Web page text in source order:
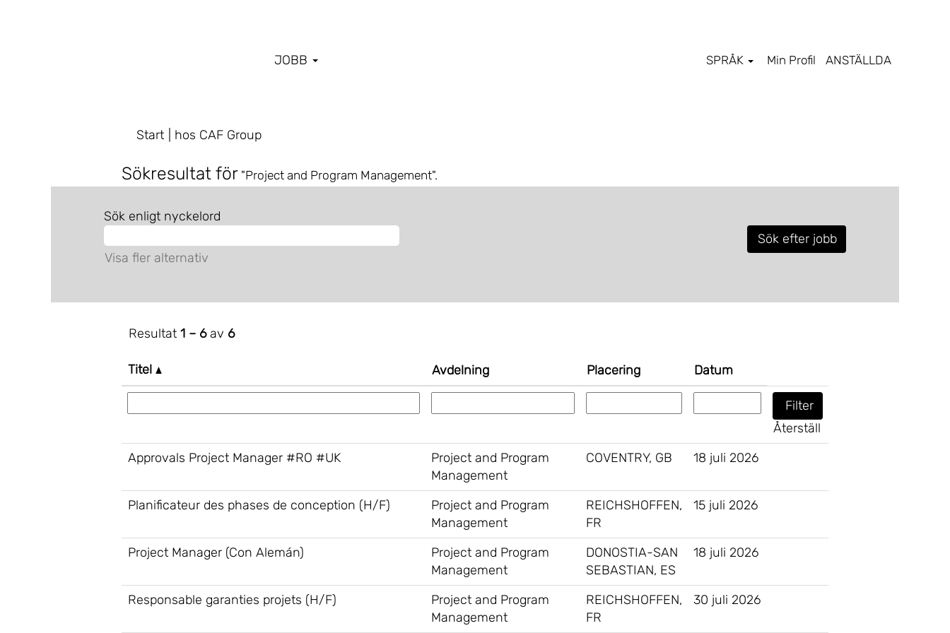
JOBB SPRÅK Min Profil ANSTÄLLDA
Start hos CAF Group(aktuell
Sökresultat för "Project and Program Management".
Sök enligt nyckelord
Visa fler alternativ
Resultat 1 – 6av 6
Titel Avdelning Placering Datum
Återställ
Approvals Project Manager #RO #UK
Project and Program
Management
COVENTRY, GB 18 juli 2026
Planificateur des phases de conception (H/F)
Project and Program
Management
REICHSHOFFEN,
FR
15 juli 2026
Project Manager (Con Alemán)
Project and Program
Management
DONOSTIA-SAN
SEBASTIAN, ES
18 juli 2026
Responsable garanties projets (H/F)
Project and Program
Management
REICHSHOFFEN,
FR
30 juli 2026